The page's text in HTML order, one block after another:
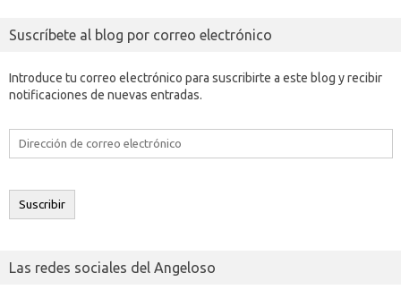
Suscríbete al blog por correo electrónico
Introduce tu correo electrónico para suscribirte a este blog y recibir
notificaciones de nuevas entradas.
Dirección
electrónico
Suscribir
Las redes sociales del Angeloso